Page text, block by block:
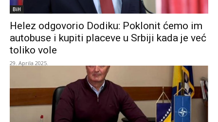
BiH
Helez odgovorio Dodiku: Poklonit ćemo im
autobuse i kupiti placeve u Srbiji kada je već
toliko vole
29. Aprila 2025.